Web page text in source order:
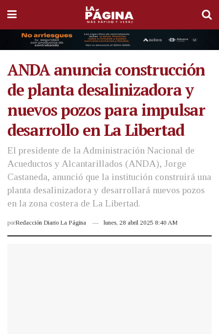
ANDA anuncia construcción
de planta desalinizadora y
nuevos pozos para impulsar
desarrollo en La Libertad
El presidente de la Administración Nacional de
Acueductos y Alcantarillados (ANDA), Jorge
Castaneda, anunció que la institución construirá una
planta desalinizadora y desarrollará nuevos pozos
en la zona costera de La Libertad.
porRedacción Diario La Página lunes, 28 abril 2025 8:40 AM